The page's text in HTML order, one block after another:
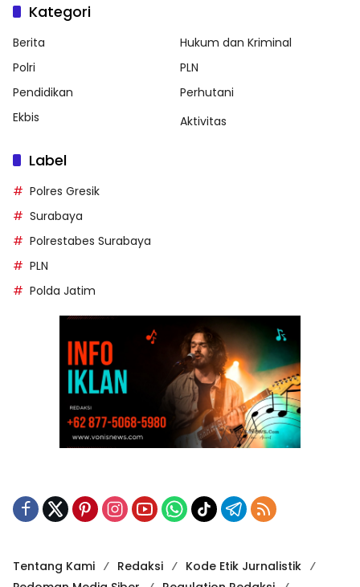
Kategori
Berita
Hukum dan Kriminal
Polri
PLN
Pendidikan
Perhutani
Ekbis
Aktivitas
Label
Polres Gresik
Surabaya
Polrestabes Surabaya
PLN
Polda Jatim
Tentang Kami Redaksi
Kode Etik Jurnalistik